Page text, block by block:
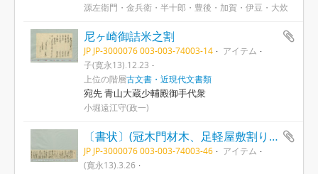
源左衛門・金兵衛・半十郎・豊後・加賀・伊豆・大炊
尼ヶ崎御詰米之割
JP JP-3000076 003-003-74003-14
アイテム
子(寛永13).12.23
上位の階層古文書・近現代文書類
宛先 青山大蔵少輔殿御手代衆
小堀遠江守(政一)
〔書状〕(冠木門材木、足軽屋敷割り渡し、生田宮下新田割作等につき）
JP JP-3000076 003-003-74003-46
アイテム
(寛永13).3.26